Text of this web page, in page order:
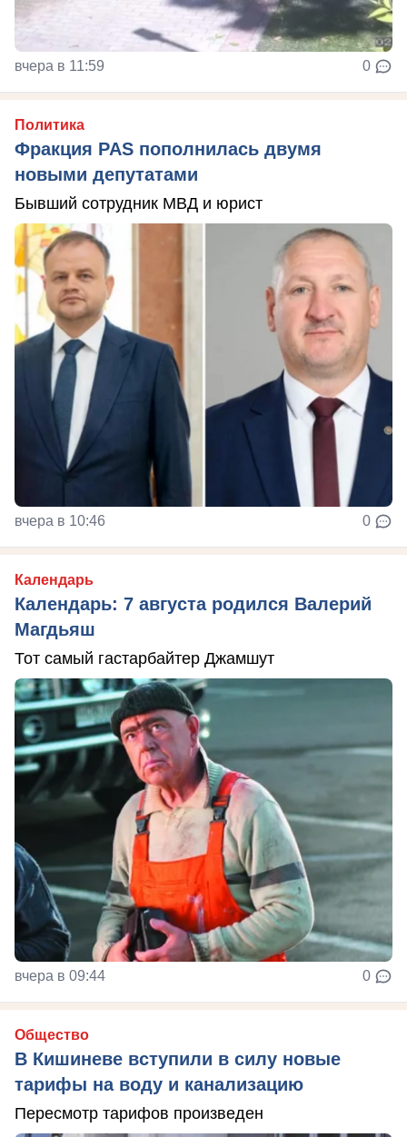
вчера в 11:59 0
Политика
Фракция PAS пополнилась двумя
новыми депутатами
Бывший сотрудник МВД и юрист
вчера в 10:46 0
Календарь
Календарь: 7 августа родился Валерий
Магдьяш
Тот самый гастарбайтер Джамшут
вчера в 09:44 0
Общество
В Кишиневе вступили в силу новые
тарифы на воду и канализацию
Пересмотр тарифов произведен